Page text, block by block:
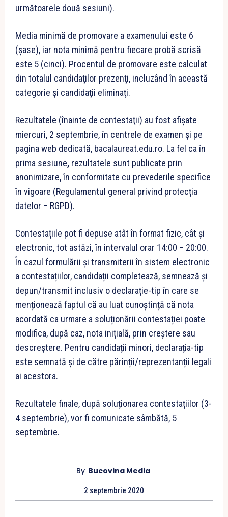
următoarele două sesiuni).
Media minimă de promovare a examenului este 6
(șase), iar nota minimă pentru fiecare probă scrisă
este 5 (cinci). Procentul de promovare este calculat
din totalul candidaţilor prezenţi, incluzând în această
categorie şi candidaţii eliminaţi.
Rezultatele (înainte de contestaţii) au fost afișate
miercuri, 2 septembrie, în centrele de examen şi pe
pagina web dedicată, bacalaureat.edu.ro. La fel ca în
prima sesiune, rezultatele sunt publicate prin
anonimizare, în conformitate cu prevederile specifice
în vigoare (Regulamentul general privind protecția
datelor – RGPD).
Contestațiile pot fi depuse atât în format fizic, cât și
electronic, tot astăzi, în intervalul orar 14:00 – 20:00.
În cazul formulării și transmiterii în sistem electronic
a contestațiilor, candidații completează, semnează și
depun/transmit inclusiv o declarație-tip în care se
menționează faptul că au luat cunoștință că nota
acordată ca urmare a soluționării contestației poate
modifica, după caz, nota inițială, prin creștere sau
descreștere. Pentru candidații minori, declarația-tip
este semnată și de către părinții/reprezentanții legali
ai acestora.
Rezultatele finale, după soluționarea contestațiilor (3-
4 septembrie), vor fi comunicate sâmbătă, 5
septembrie.
By Bucovina Media
2 septembrie 2020